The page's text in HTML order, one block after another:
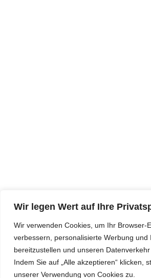
Wir legen Wert auf Ihre
Wir verwenden Cookies, um Ihr Browser-
verbessern, personalisierte Werbung und
bereitzustellen und unseren Datenverkehr
Indem Sie auf „Alle akzeptieren“ klicken,
unserer Verwendung von Cookies zu.